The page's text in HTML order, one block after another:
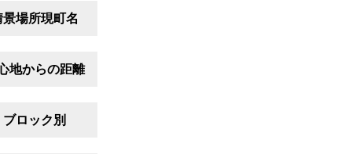
景場所現町名
地からの距離
ブロック別